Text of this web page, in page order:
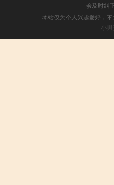
会及时纠
本站仅为个人兴趣爱好，
小男